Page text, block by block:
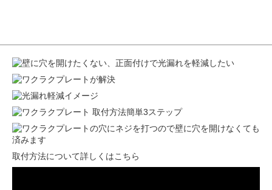
取付方法について詳しくはこちら